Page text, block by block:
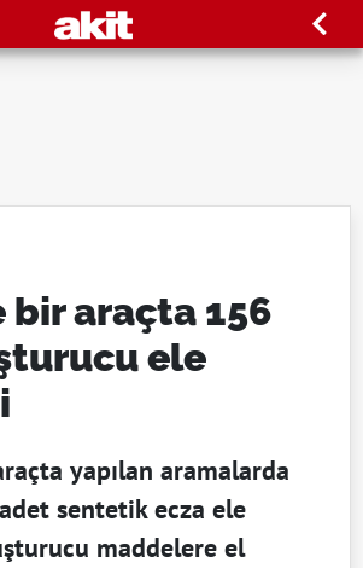
bir araçta 156
ele
yapılan aramalarda
sentetik ecza ele
maddelere el